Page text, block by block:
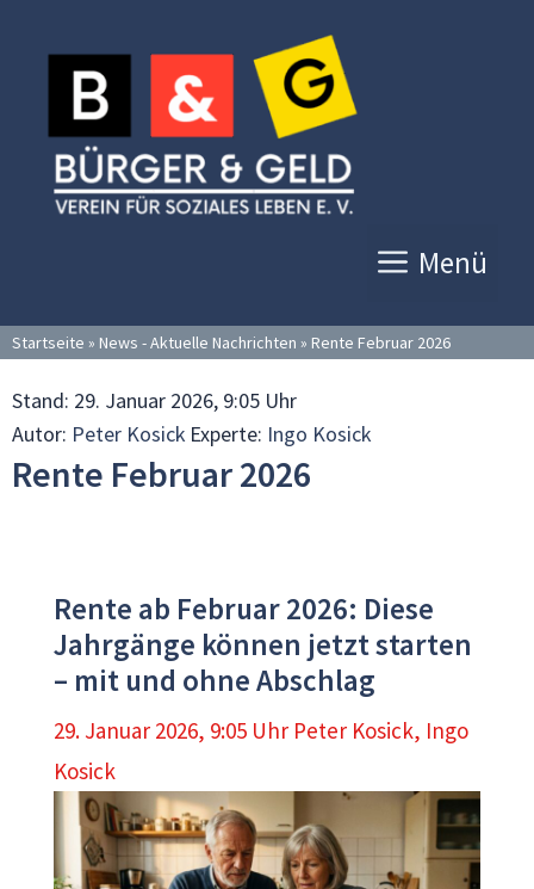
Inhalt
springen
Menü
Startseite » News - Aktuelle Nachrichten » Rente Februar 2026
Stand: 29. Januar 2026, 9:05 Uhr
Autor: Peter Kosick Experte: Ingo Kosick
Rente Februar 2026
Rente ab Februar 2026: Diese
Jahrgänge können jetzt starten
– mit und ohne Abschlag
29. Januar 2026, 9:05 Uhr Peter Kosick, Ingo
Kosick